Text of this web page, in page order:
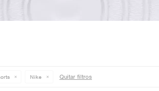
Nike Quitar filtros